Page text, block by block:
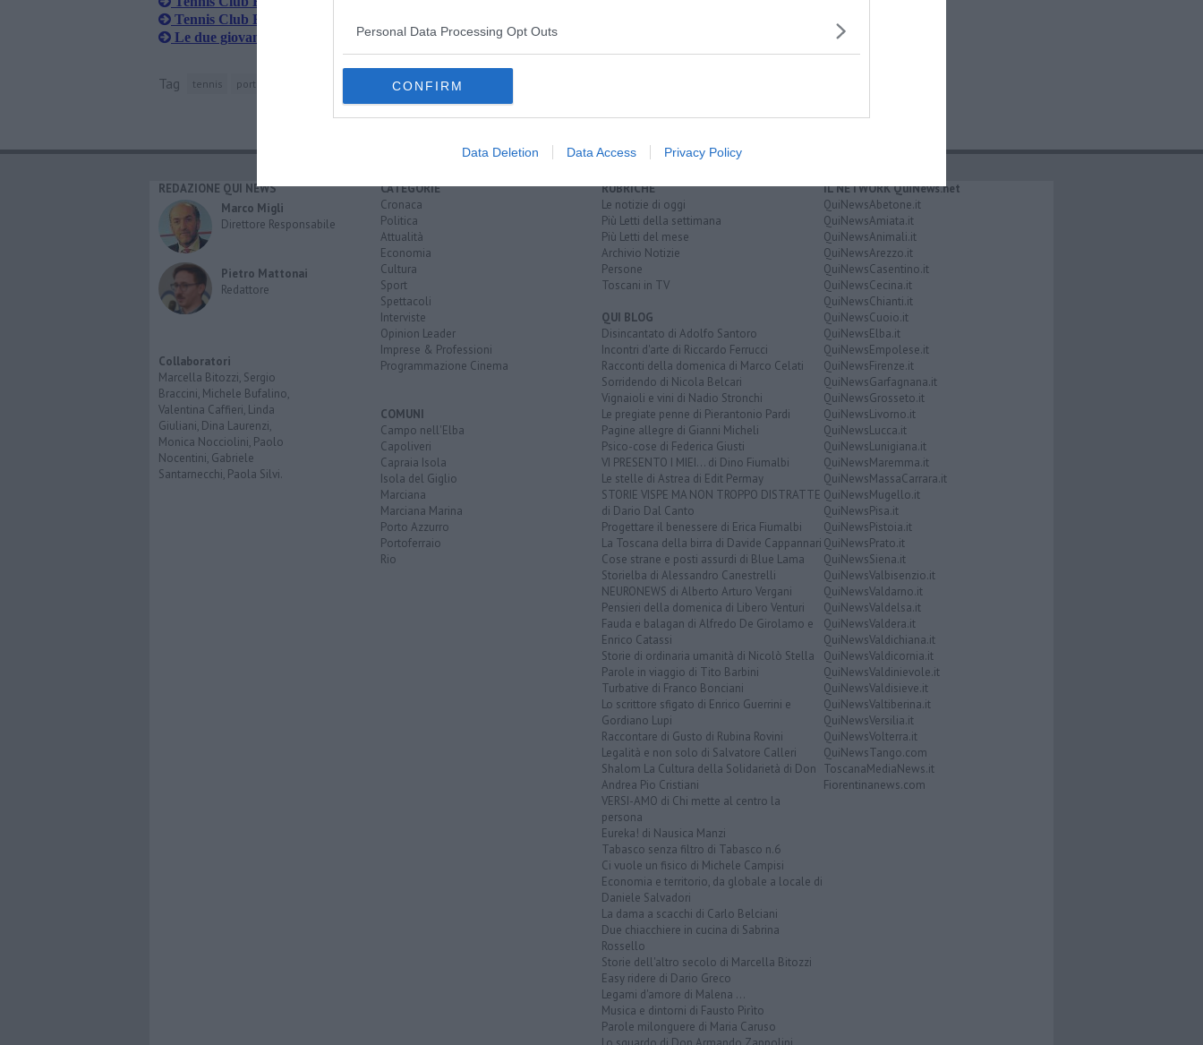
Personal Data Processing Opt Outs
CONFIRM
Data Deletion Data Access Privacy Policy
Tennis Club Elba, vittorie e nuove sfide
Le due giovani elbane sono campionesse regionali
Tag tennis portoferraio cecina messina
REDAZIONE QUI NEWS
Marco Migli
Direttore Responsabile
Pietro Mattonai
Redattore
Collaboratori
Marcella Bitozzi, Sergio
Braccini, Michele Bufalino,
Valentina Caffieri, Linda
Giuliani, Dina Laurenzi,
Monica Nocciolini, Paolo
Nocentini, Gabriele
Santarnecchi, Paola Silvi.
CATEGORIE
Cronaca
Politica
Attualità
Economia
Cultura
Sport
Spettacoli
Interviste
Opinion Leader
Imprese & Professioni
Programmazione Cinema
COMUNI
Campo nell'Elba
Capoliveri
Capraia Isola
Isola del Giglio
Marciana
Marciana Marina
Porto Azzurro
Portoferraio
Rio
RUBRICHE
Le notizie di oggi
Più Letti della settimana
Più Letti del mese
Archivio Notizie
Persone
Toscani in TV
QUI BLOG
Disincantato di Adolfo Santoro
Incontri d'arte di Riccardo Ferrucci
Racconti della domenica di Marco Celati
Sorridendo di Nicola Belcari
Vignaioli e vini di Nadio Stronchi
Le pregiate penne di Pierantonio Pardi
Pagine allegre di Gianni Micheli
Psico-cose di Federica Giusti
VI PRESENTO I MIEI... di Dino Fiumalbi
Le stelle di Astrea di Edit Permay
STORIE VISPE MA NON TROPPO DISTRATTE
di Dario Dal Canto
Progettare il benessere di Erica Fiumalbi
La Toscana della birra di Davide Cappannari
Cose strane e posti assurdi di Blue Lama
Storielba di Alessandro Canestrelli
NEURONEWS di Alberto Arturo Vergani
Pensieri della domenica di Libero Venturi
Fauda e balagan di Alfredo De Girolamo e
Enrico Catassi
Storie di ordinaria umanità di Nicolò Stella
Parole in viaggio di Tito Barbini
Turbative di Franco Bonciani
Lo scrittore sfigato di Enrico Guerrini e
Gordiano Lupi
Raccontare di Gusto di Rubina Rovini
Legalità e non solo di Salvatore Calleri
Shalom La Cultura della Solidarietà di Don
Andrea Pio Cristiani
VERSI-AMO di Chi mette al centro la
persona
Eureka! di Nausica Manzi
Tabasco senza filtro di Tabasco n.6
Ci vuole un fisico di Michele Campisi
Economia e territorio, da globale a locale di
Daniele Salvadori
La dama a scacchi di Carlo Belciani
Due chiacchiere in cucina di Sabrina
Rossello
Storie dell'altro secolo di Marcella Bitozzi
Easy ridere di Dario Greco
Legami d'amore di Malena ...
Musica e dintorni di Fausto Pirìto
Parole milonguere di Maria Caruso
IL NETWORK QuiNews.net
QuiNewsAbetone.it
QuiNewsAmiata.it
QuiNewsAnimali.it
QuiNewsArezzo.it
QuiNewsCasentino.it
QuiNewsCecina.it
QuiNewsChianti.it
QuiNewsCuoio.it
QuiNewsElba.it
QuiNewsEmpolese.it
QuiNewsFirenze.it
QuiNewsGarfagnana.it
QuiNewsGrosseto.it
QuiNewsLivorno.it
QuiNewsLucca.it
QuiNewsLunigiana.it
QuiNewsMaremma.it
QuiNewsMassaCarrara.it
QuiNewsMugello.it
QuiNewsPisa.it
QuiNewsPistoia.it
QuiNewsPrato.it
QuiNewsSiena.it
QuiNewsValbisenzio.it
QuiNewsValdarno.it
QuiNewsValdelsa.it
QuiNewsValdera.it
QuiNewsValdichiana.it
QuiNewsValdicornia.it
QuiNewsValdinievole.it
QuiNewsValdisieve.it
QuiNewsValtiberina.it
QuiNewsVersilia.it
QuiNewsVolterra.it
QuiNewsTango.com
ToscanaMediaNews.it
Fiorentinanews.com